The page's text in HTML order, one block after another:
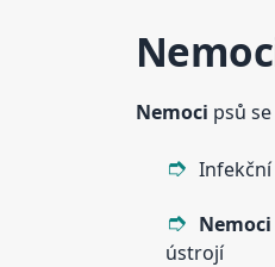
Nemoci psů
Infekční
Nemoci
ústrojí